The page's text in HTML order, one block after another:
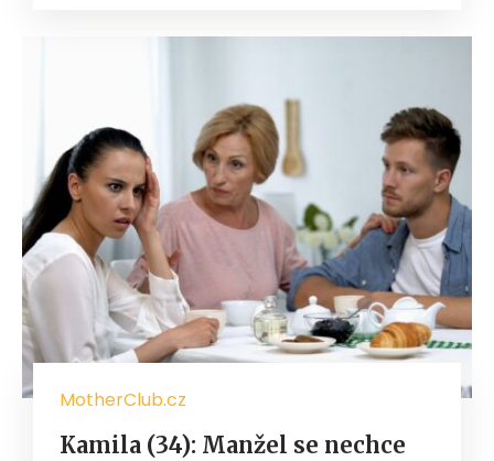
MotherClub.cz
Kamila (34): Manžel se nechce